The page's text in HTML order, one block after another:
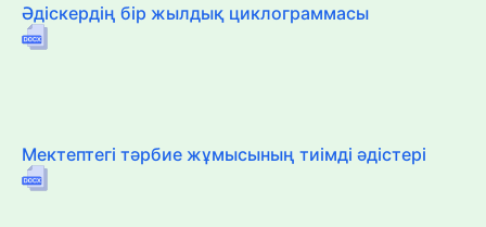
Әдіскердің бір жылдық циклограммасы
Мектептегі тәрбие жұмысының тиімді әдістері